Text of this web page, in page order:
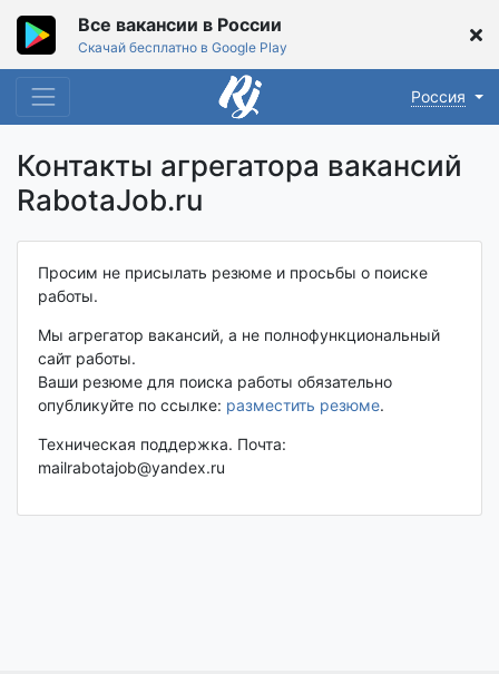
Все вакансии в России
Скачай бесплатно в Google Play
Россия
Контакты агрегатора вакансий
RabotaJob.ru
Просим не присылать резюме и просьбы о поиске
работы.
Мы агрегатор вакансий, а не полнофункциональный
сайт работы.
Ваши резюме для поиска работы обязательно
опубликуйте по ссылке: разместить резюме.
Техническая поддержка. Почта:
mailrabotajob@yandex.ru